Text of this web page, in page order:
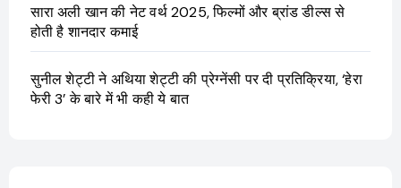
सारा अली खान की नेट वर्थ 2025, फिल्मों और ब्रांड डील्स से
होती है शानदार कमाई
सुनील शेट्टी ने अथिया शेट्टी की प्रेग्नेंसी पर दी प्रतिक्रिया, ‘हेरा
फेरी 3’ के बारे में भी कही ये बात